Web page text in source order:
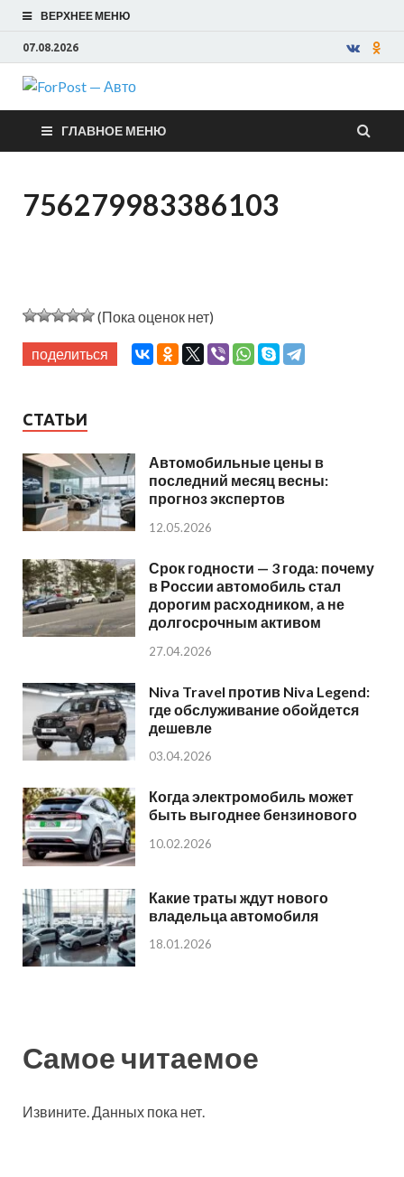
ВЕРХНЕЕ МЕНЮ
07.08.2026
ForPost —
Авто
ГЛАВНОЕ МЕНЮ
756279983386103
(Пока оценок нет)
поделиться
СТАТЬИ
Автомобильные цены в
последний месяц весны:
прогноз экспертов
12.05.2026
Срок годности — 3 года: почему
в России автомобиль стал
дорогим расходником, а не
долгосрочным активом
27.04.2026
Niva Travel против Niva Legend:
где обслуживание обойдется
дешевле
03.04.2026
Когда электромобиль может
быть выгоднее бензинового
10.02.2026
Какие траты ждут нового
владельца автомобиля
18.01.2026
Самое читаемое
Извините. Данных пока нет.